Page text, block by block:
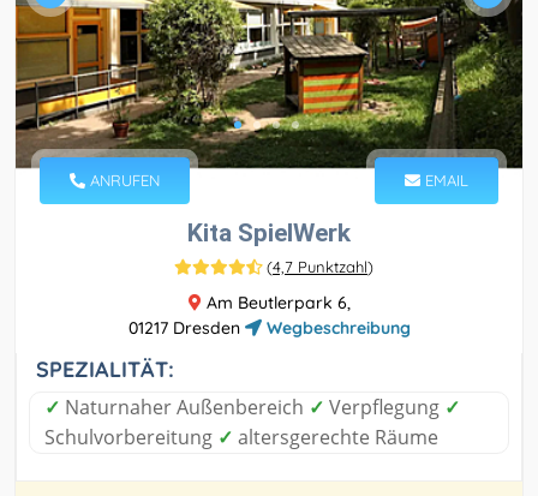
ANRUFEN EMAIL
Kita SpielWerk
(4,7 Punktzahl)
Am Beutlerpark 6,
01217 Dresden
Wegbeschreibung
SPEZIALITÄT:
✓ Naturnaher Außenbereich ✓ Verpflegung ✓
Schulvorbereitung ✓ altersgerechte Räume